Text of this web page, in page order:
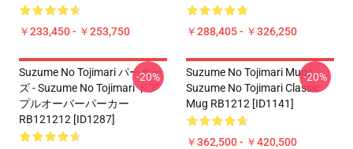
￥233,450 - ￥253,750 ￥288,405 - ￥326,250
Suzume No Tojimari パーカー
ズ - Suzume No Tojimari ドア
プルオーバーパーカー
RB121212 [ID1287]
-20%
Suzume No Tojimari Mugs -
Suzume No Tojimari Classic
Mug RB1212 [ID1141]
￥362,500 - ￥420,500
-20%